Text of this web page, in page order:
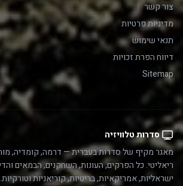
צור קשר
מדיניות פרטיות
תנאי שימוש
דיווח הפרת זכויות
Sitemap
סדרות טלוויזיה
מאגר מקיף של סדרות בעברית — דרמה, קומדיה,
ריאליטי. כל הפרקים, העונות, השחקנים, הבמאים
ישראליות, אמריקאיות, בריטיות, קוריאניות וטורקיות.